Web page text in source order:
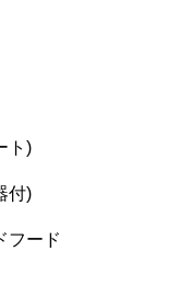
ト)
付)
フード